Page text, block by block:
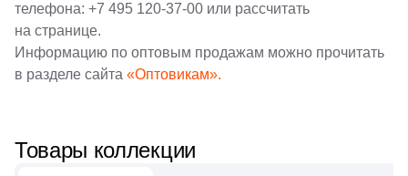
Из керамогранита
Из красной глины
Piemme Valentino (
Pixel mosaic ( 270 )
Prado group (
телефона: +7 495 120-37-00 или рассчитать
на странице.
Информацию по оптовым продажам можно прочитать
в разделе сайта «Оптовикам».
Товары коллекции